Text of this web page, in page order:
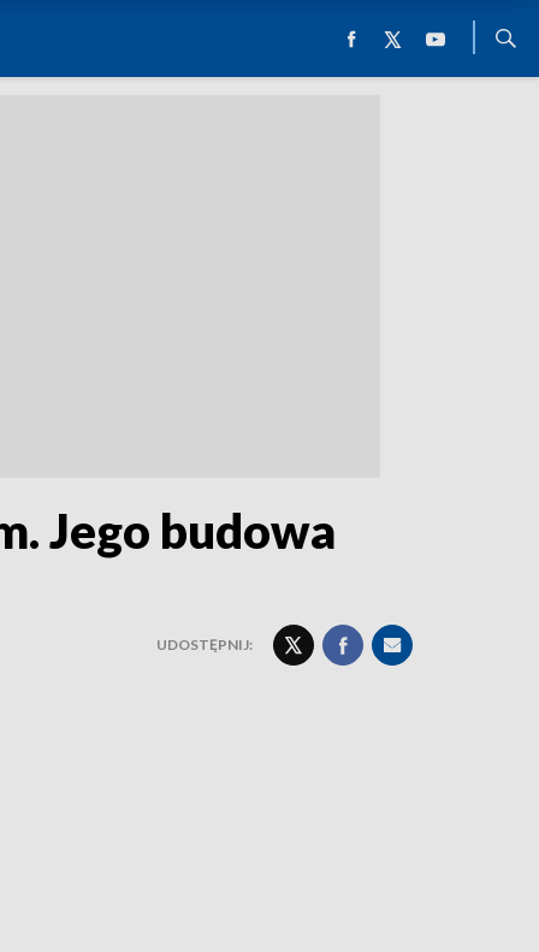
Jego budowa
UDOSTĘPNIJ: